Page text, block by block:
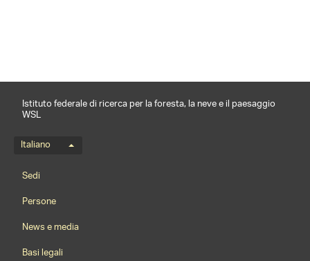
Istituto federale di ricerca per la foresta, la neve e il paesaggio
WSL
Menu della lingua
Italiano
Footernavigation
Sedi
Persone
News e media
Basi legali